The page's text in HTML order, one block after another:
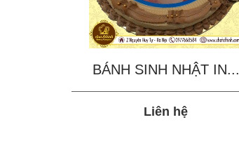
BÁNH SINH NHẬT IN...
Liên hệ